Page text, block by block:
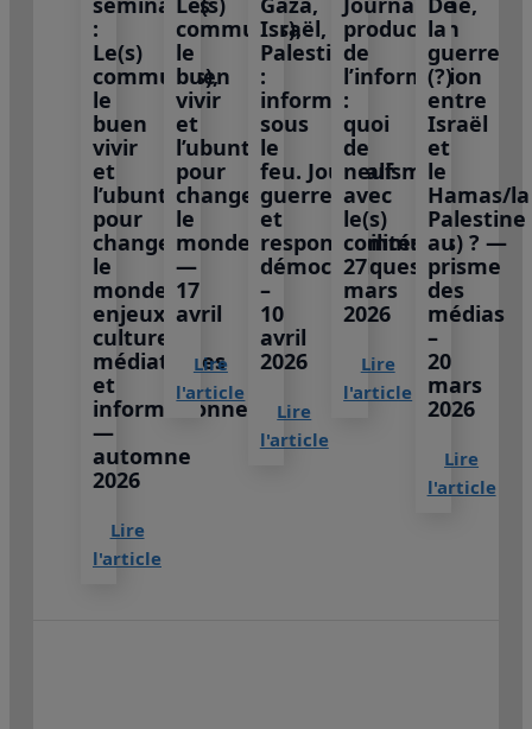
:
Le(s)
commun(s),
le
buen
vivir
et
l’ubuntu
pour
changer
le
monde :
enjeux
culturels,
médiatiques
et
informationnels
—
automne
2026
Lire
l'article
commun(s),
le
buen
vivir
et
l’ubuntu
pour
changer
le
monde
—
17
avril
Lire
l'article
Israël,
Palestine
:
informer
sous
le
feu. Journalisme,
guerre
et
responsabilités
démocratiques
–
10
avril
2026
Lire
l'article
production
de
l’information
:
quoi
de
neuf
avec
le(s)
commun(s) ? —
27
mars
2026
Lire
l'article
la
guerre
(?)
entre
Israël
et
le
Hamas/la
Palestine
au
prisme
des
médias
–
20
mars
2026
Lire
l'article